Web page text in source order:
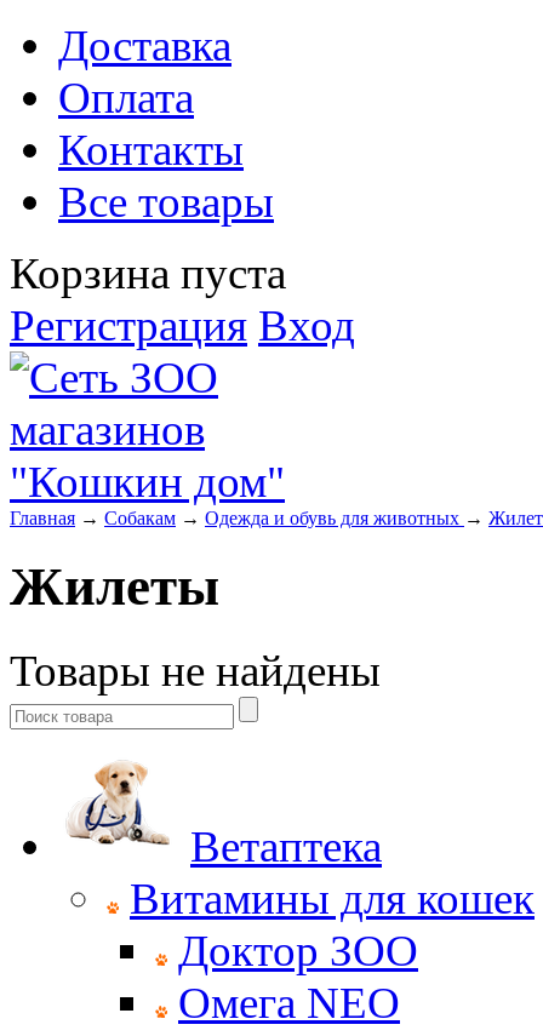
Доставка
Оплата
Контакты
Все товары
Корзина пуста
Регистрация Вход
Главная → Собакам → Одежда и обувь для животных →
Жилеты
Товары не найдены
Ветаптека
Витамины для кошек
Доктор ЗОО
Омега NEO